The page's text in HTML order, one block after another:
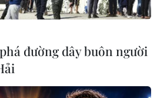
đường dây buôn người